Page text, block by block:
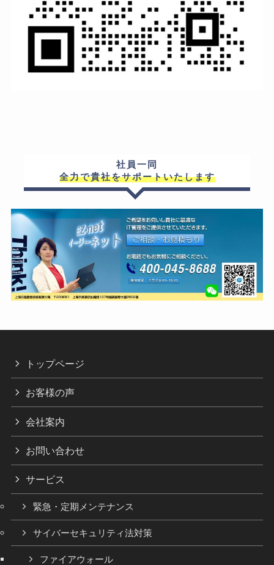
社員一同
全力で貴社をサポートいたします
トップページ
お客様の声
会社案内
お問い合わせ
サービス
緊急・定期メンテナンス
サイバーセキュリティ法対策
ファイアウォール